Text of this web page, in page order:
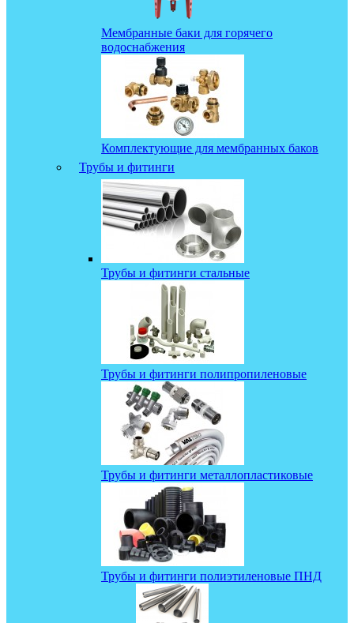
Мембранные баки для горячего
водоснабжения
Комплектующие для мембранных баков
Трубы и фитинги
Трубы и фитинги стальные
Трубы и фитинги полипропиленовые
Трубы и фитинги металлопластиковые
Трубы и фитинги полиэтиленовые ПНД